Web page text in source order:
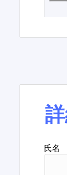
氏名